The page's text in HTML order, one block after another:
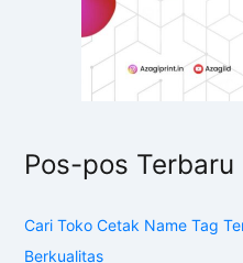
Pos-pos Terbaru
Cari Toko Cetak Name Tag
Berkualitas